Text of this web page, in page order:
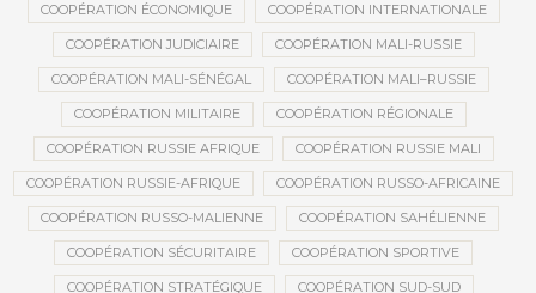
COOPÉRATION ÉCONOMIQUE COOPÉRATION INTERNATIONALE
COOPÉRATION JUDICIAIRE COOPÉRATION MALI-RUSSIE
COOPÉRATION MALI-SÉNÉGAL COOPÉRATION MALI–RUSSIE
COOPÉRATION MILITAIRE COOPÉRATION RÉGIONALE
COOPÉRATION RUSSIE AFRIQUE COOPÉRATION RUSSIE MALI
COOPÉRATION RUSSIE-AFRIQUE COOPÉRATION RUSSO-AFRICAINE
COOPÉRATION RUSSO-MALIENNE COOPÉRATION SAHÉLIENNE
COOPÉRATION SÉCURITAIRE COOPÉRATION SPORTIVE
COOPÉRATION STRATÉGIQUE COOPÉRATION SUD-SUD